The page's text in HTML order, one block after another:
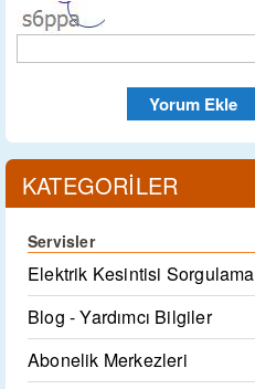
KATEGORİLER
Servisler
Elektrik Kesintisi Sorgulama
Blog - Yardımcı Bilgiler
Abonelik Merkezleri